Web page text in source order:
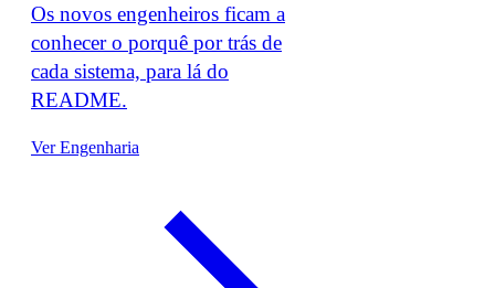
Os novos engenheiros ficam a
conhecer o porquê por trás de
cada sistema, para lá do
README.
Ver Engenharia